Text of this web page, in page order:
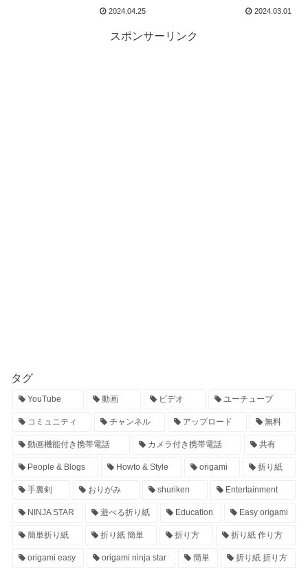
2024.04.25 2024.03.01
スポンサーリンク
タグ
YouTube 動画 ビデオ ユーチューブ
コミュニティ チャンネル アップロード 無料
動画機能付き携帯電話 カメラ付き携帯電話 共有
People & Blogs Howto & Style origami 折り紙
手裏剣 おりがみ shuriken Entertainment
NINJA STAR 遊べる折り紙 Education Easy origami
簡単折り紙 折り紙 簡単 折り方 折り紙 作り方
origami easy origami ninja star 簡単 折り紙 折り方